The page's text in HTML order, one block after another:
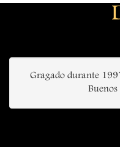
Gragado durante